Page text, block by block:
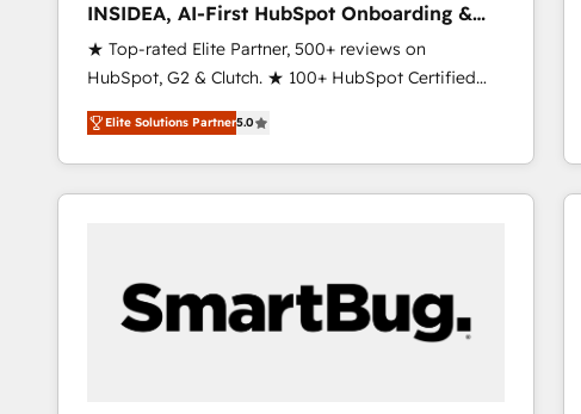
INSIDEA, AI-First HubSpot Onboarding &
RevOps
★ Top-rated Elite Partner, 500+ reviews on
HubSpot, G2 & Clutch. ★ 100+ HubSpot Certified
Experts & Trainers across the team ★ 1,500+
implementations across five continents ★ AI-First,
RevOps-led, Onboarding obsessed ★ Company of
the Year 2024/25 INSIDEA helps growing companies
workflows that drive adoption from week one, in
your time zone. What we do ➤ Onboarding: Live in
weeks, with workflows built around your business,
Elite Solutions Partner5.0